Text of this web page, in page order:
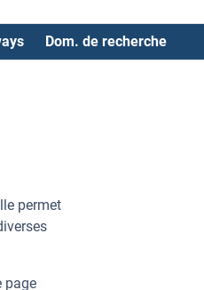
Dom. de recherche
permet
page